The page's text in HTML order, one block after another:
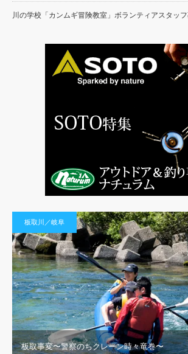
川の学校「カンムギ冒険教室」ボランティアスタッフ
板取川／岐阜
板取事変〜警察のちクレーン時々竜巻〜